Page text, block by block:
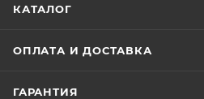
КАТАЛОГ
ОПЛАТА И ДОСТАВКА
ГАРАНТИЯ